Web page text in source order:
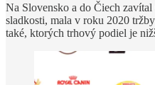
Na Slovensko a do Čiech
sladkosti, mala v roku 2020
také, ktorých trhový podiel je